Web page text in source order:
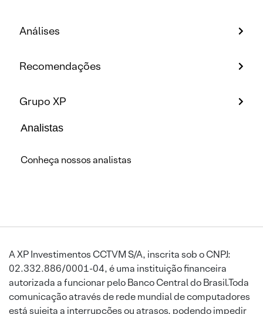
Análises
Recomendações
Grupo XP
Analistas
Conheça nossos analistas
A XP Investimentos CCTVM S/A, inscrita sob o CNPJ:
02.332.886/0001-04, é uma instituição financeira
autorizada a funcionar pelo Banco Central do Brasil.Toda
comunicação através de rede mundial de computadores
está sujeita a interrupções ou atrasos, podendo impedir